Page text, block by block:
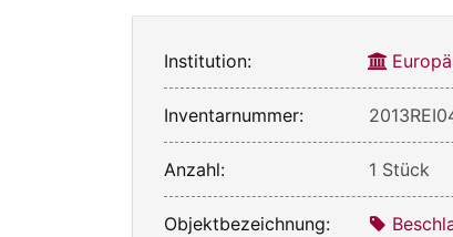
Institution:
Inventarnummer:
Anzahl: 1 Stück
Objektbezeichnung: